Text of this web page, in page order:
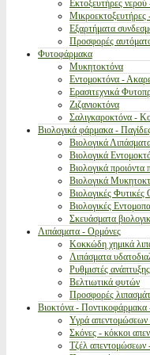
Εκτοξευτήρες νερού
Μικροεκτοξευτήρες
Εξαρτήματα
Προσφορές
Φυτοφάρμακα
Μυκητοκτόνα
Εντομοκτόνα -
Ερασιτεχνικά
Ζιζανιοκτόνα
Σαλιγκαροκτόνα -
Βιολογικά φάρμακα -
Βιολογικά
Βιολογικά
Βιολογικά προιόντα
Βιολογικά
Βιολογικές Φυτικές
Βιολογικές
Σκευάσματα
Λιπάσματα - Ορμόνες
Κοκκώδη χημικά
Λιπάσματα
Ρυθμιστές
Βελτιωτικά φυτών
Προσφορές
Βιοκτόνα -
Υγρά απεντομώσεων
Σκόνες - κόκκοι
Τζέλ απεντομώσεων